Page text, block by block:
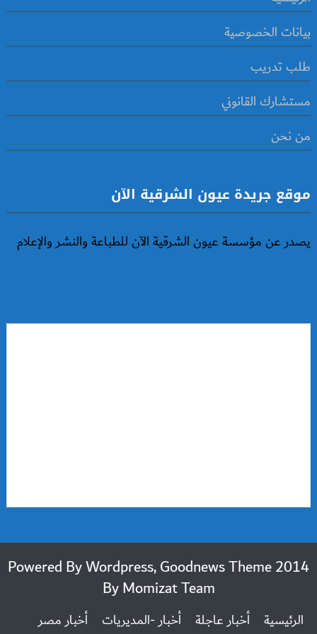
بيانات الخصوصية
طلب تدريب
مستشارك القانوني
من نحن
موقع جريدة عيون الشرقية الآن
يصدر عن مؤسسة عيون الشرقية الآن للطباعة والنشر والإعلام
2014 Powered By Wordpress, Goodnews Theme
ByMomizat Team
الرئيسية أخبار عاجلة أخبار -المديريات
أخبار مصر